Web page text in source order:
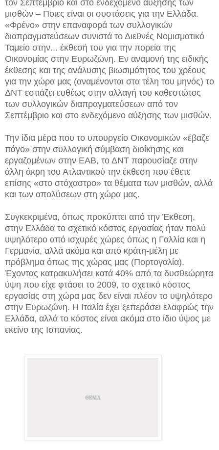
τον Σεπτέμβριο και στο ενδεχόμενο αύξησης των
μισθών – Ποιες είναι οι συστάσεις για την Ελλάδα.
«Φρένο» στην επαναφορά των συλλογικών
διαπραγματεύσεων συνιστά το Διεθνές Νομισματικό
Ταμείο στην... έκθεσή του για την πορεία της
Οικονομίας στην Ευρωζώνη. Εν αναμονή της ειδικής
έκθεσης και της ανάλυσης βιωσιμότητος του χρέους
για την χώρα μας (αναμένονται στα τέλη του μηνός) το
ΔΝΤ εστιάζει ευθέως στην αλλαγή του καθεστώτος
των συλλογικών διαπραγματεύσεων από τον
Σεπτέμβριο και στο ενδεχόμενο αύξησης των μισθών.
Την ίδια μέρα που το υπουργείο Οικονομικών «έβαζε
πάγο» στην συλλογική σύμβαση διοίκησης και
εργαζομένων στην ΕΑΒ, το ΔΝΤ παρουσίαζε στην
άλλη άκρη του Ατλαντικού την έκθεση που έθετε
επίσης «στο στόχαστρο» τα θέματα των μισθών, αλλά
και των απολύσεων στη χώρα μας.
Συγκεκριμένα, όπως προκύπτει από την Έκθεση,
στην Ελλάδα το σχετικό κόστος εργασίας ήταν πολύ
υψηλότερο από ισχυρές χώρες όπως η Γαλλία και η
Γερμανία, αλλά ακόμα και από κράτη-μέλη με
πρόβλημα όπως της χώρας μας (Πορτογαλία).
Έχοντας κατρακυλήσει κατά 40% από τα δυσθεώρητα
ύψη που είχε φτάσει το 2009, το σχετικό κόστος
εργασίας στη χώρα μας δεν είναι πλέον το υψηλότερο
στην Ευρωζώνη. Η Ιταλία έχει ξεπεράσει ελαφρώς την
Ελλάδα, αλλά το κόστος είναι ακόμα στο ίδιο ύψος με
εκείνο της Ισπανίας.